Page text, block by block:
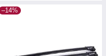
–14%